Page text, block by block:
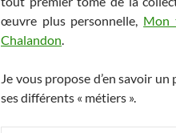
œuvre plus personnelle, Mon
Chalandon.
Je vous propose d’en savoir
ses différents « métiers ».